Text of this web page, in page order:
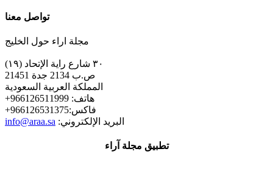
تواصل معنا
مجلة اراء حول الخليج
٣٠ شارع راية الإتحاد (١٩)
ص.ب 2134 جدة 21451
المملكة العربية السعودية
+هاتف: 966126511999
+فاكس:966126531375
info@araa.sa :البريد الإلكتروني
تطبيق مجلة آراء